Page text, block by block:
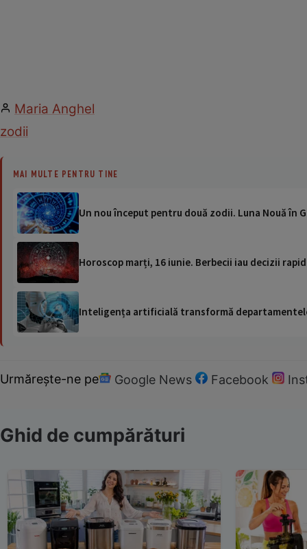
Maria Anghel
zodii
MAI MULTE PENTRU TINE
Un nou început pentru două zodii. Luna Nouă în
Horoscop marți, 16 iunie. Berbecii iau decizii
Inteligența artificială transformă
Urmărește-ne pe Google News Facebook
Ghid de cumpărături